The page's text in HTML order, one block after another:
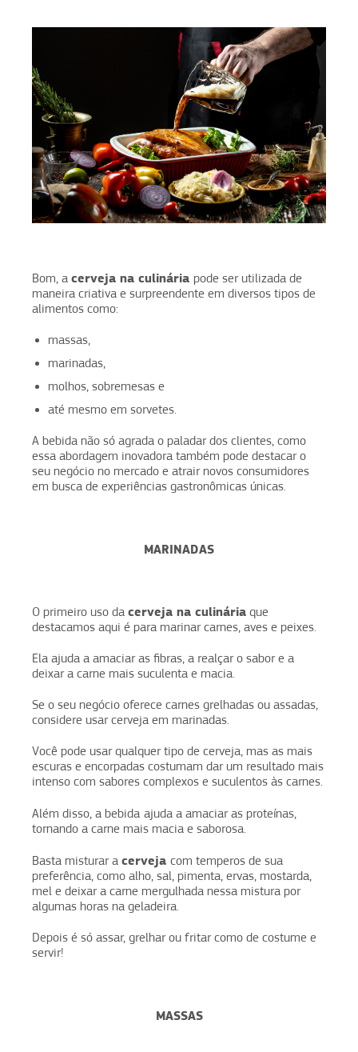
Bom, a cerveja na culinária pode ser utilizada de
maneira criativa e surpreendente em diversos tipos de
alimentos como:
massas,
marinadas,
molhos, sobremesas e
até mesmo em sorvetes.
A bebida não só agrada o paladar dos clientes, como
essa abordagem inovadora também pode destacar o
seu negócio no mercado e atrair novos consumidores
em busca de experiências gastronômicas únicas.
MARINADAS
O primeiro uso da cerveja na culinária que
destacamos aqui é para marinar carnes, aves e peixes.
Ela ajuda a amaciar as fibras, a realçar o sabor e a
deixar a carne mais suculenta e macia.
Se o seu negócio oferece carnes grelhadas ou assadas,
considere usar cerveja em marinadas.
Você pode usar qualquer tipo de cerveja, mas as mais
escuras e encorpadas costumam dar um resultado mais
intenso com sabores complexos e suculentos às carnes.
Além disso, a bebida ajuda a amaciar as proteínas,
tornando a carne mais macia e saborosa.
Basta misturar a cerveja com temperos de sua
preferência, como alho, sal, pimenta, ervas, mostarda,
mel e deixar a carne mergulhada nessa mistura por
algumas horas na geladeira.
Depois é só assar, grelhar ou fritar como de costume e
servir!
MASSAS